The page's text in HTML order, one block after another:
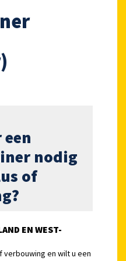
nodig
of
EN WEST-
verbouwing en wilt u een